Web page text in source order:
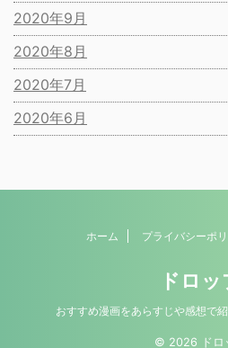
2020年9月
2020年8月
2020年7月
2020年6月
ホーム プライバシーポ
ドロッ
おすすめ漫画をあらすじや感想で
© 2026 ドロ